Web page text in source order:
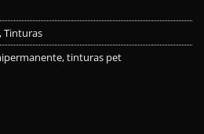
,Tinturas
,tinturas pet